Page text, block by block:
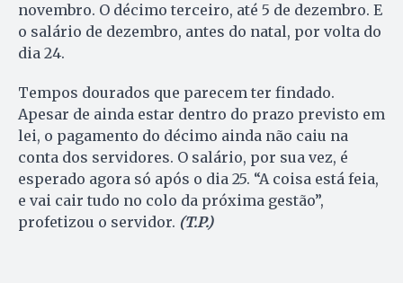
novembro. O décimo terceiro, até 5 de dezembro. E
o salário de dezembro, antes do natal, por volta do
dia 24.
Tempos dourados que parecem ter findado.
Apesar de ainda estar dentro do prazo previsto em
lei, o pagamento do décimo ainda não caiu na
conta dos servidores. O salário, por sua vez, é
esperado agora só após o dia 25. “A coisa está feia,
e vai cair tudo no colo da próxima gestão”,
profetizou o servidor. (T.P.)